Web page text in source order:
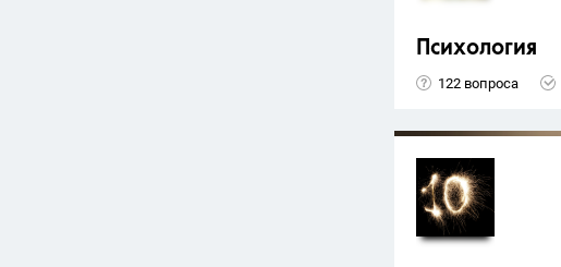
Психология
122 вопроса